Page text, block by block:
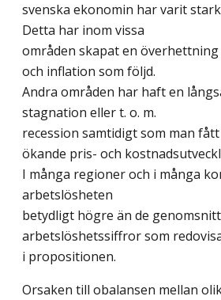
svenska ekonomin har varit
Detta har inom vissa
områden skapat en
och inflation som följd.
Andra områden har haft en
stagnation eller t. o. m.
recession samtidigt som man
ökande pris- och
I många regioner och i många
arbetslösheten
betydligt högre än de
arbetslöshetssiffror som
i propositionen.
Orsaken till obalansen mellan